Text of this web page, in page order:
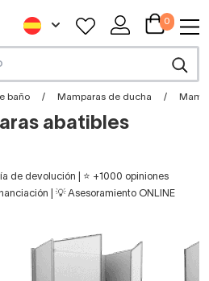
0
baño Mamparas de ducha
abatibles
de devolución | ⭐ +1000 opiniones
| 💡 Asesoramiento ONLINE